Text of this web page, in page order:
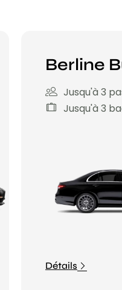
Berline
Jusqu'à 3
Jusqu'à 3
Détails